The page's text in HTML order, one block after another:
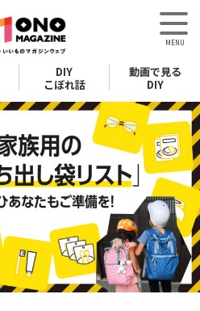
DIY
こぼれ話
動画で見る
DIY